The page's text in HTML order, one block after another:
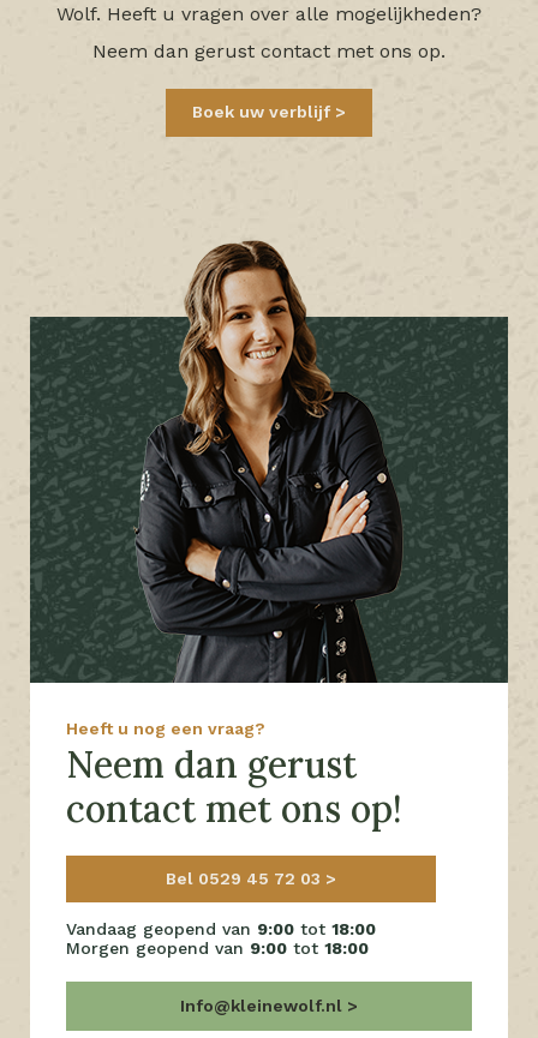
Wolf. Heeft u vragen over alle mogelijkheden?
Neem dan gerust contact met ons op.
Boek uw verblijf
Heeft u nog een vraag?
Neem dan gerust
contact met ons op!
Bel 0529 45 72 03
Vandaag geopend van 9:00 tot 18:00
Morgen geopend van 9:00 tot 18:00
Info@kleinewolf.nl